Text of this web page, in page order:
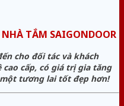
TẮM SAIGONDOOR
cho đối tác và khách
cấp, có giá trị gia tăng
tương lai tốt đẹp hơn!